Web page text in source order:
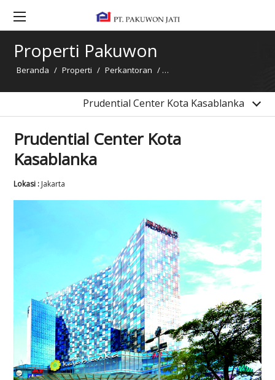
Properti Pakuwon
Beranda / Properti / Perkantoran / Prudential Center Kota
Prudential Center Kota Kasablanka
Prudential Center Kota Kasablanka
Pakuwon Tower Jakarta
Gandaria 8 Office Tower
Pakuwon Tower Surabaya
Pakuwon Center Office Tower
Prudential Center Kota
Kasablanka
Lokasi : Jakarta